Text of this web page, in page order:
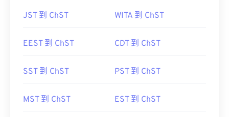
JST 到 ChST WITA 到 ChST
EEST 到 ChST CDT 到 ChST
SST 到 ChST PST 到 ChST
MST 到 ChST EST 到 ChST